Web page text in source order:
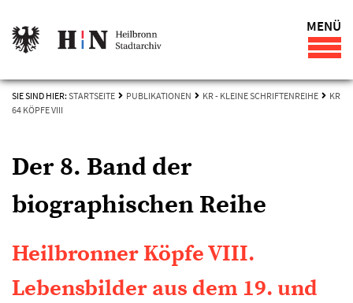
MENÜ
SIE SIND HIER: STARTSEITE PUBLIKATIONEN KR - KLEINE SCHRIFTENREIHE
KR
64 KÖPFE VIII
Der 8. Band der
biographischen Reihe
Heilbronner Köpfe VIII.
Lebensbilder aus dem 19. und